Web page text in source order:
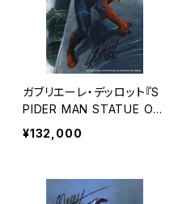
ガブリエーレ・デッロット『S
PIDER MAN STATUE OF
LIBERTY』版画
¥132,000